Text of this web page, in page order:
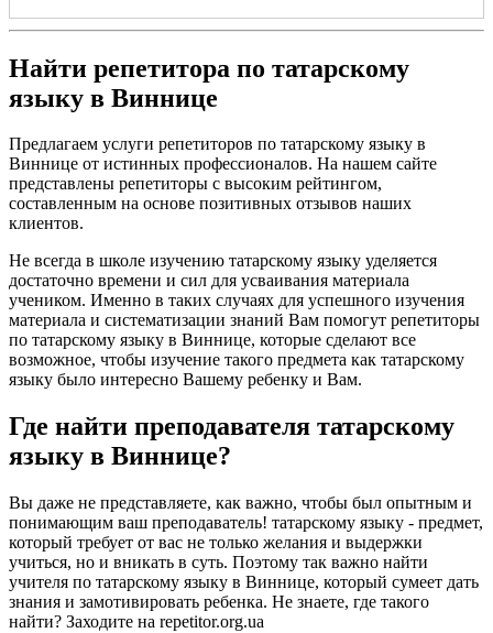
Найти репетитора по татарскому
языку в Виннице
Предлагаем услуги репетиторов по татарскому языку в
Виннице от истинных профессионалов. На нашем сайте
представлены репетиторы с высоким рейтингом,
составленным на основе позитивных отзывов наших
клиентов.
Не всегда в школе изучению татарскому языку уделяется
достаточно времени и сил для усваивания материала
учеником. Именно в таких случаях для успешного изучения
материала и систематизации знаний Вам помогут репетиторы
по татарскому языку в Виннице, которые сделают все
возможное, чтобы изучение такого предмета как татарскому
языку было интересно Вашему ребенку и Вам.
Где найти преподавателя татарскому
языку в Виннице?
Вы даже не представляете, как важно, чтобы был опытным и
понимающим ваш преподаватель! татарскому языку - предмет,
который требует от вас не только желания и выдержки
учиться, но и вникать в суть. Поэтому так важно найти
учителя по татарскому языку в Виннице, который сумеет дать
знания и замотивировать ребенка. Не знаете, где такого
найти? Заходите на repetitor.org.ua